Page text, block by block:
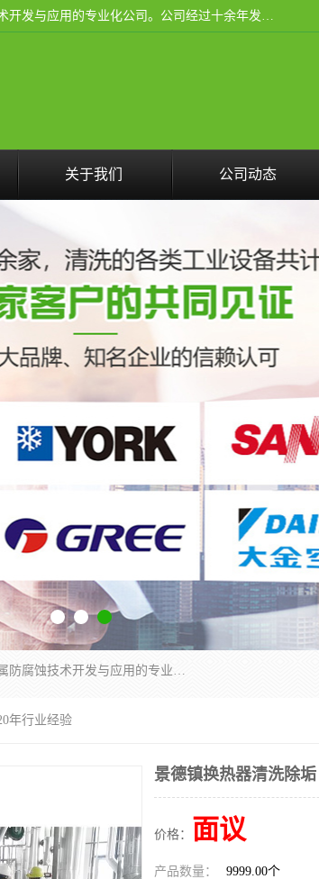
武汉洁利友环境技术有限公司是从事工业民用设备清洗、水处理、金属防腐蚀技术开发与应用的专业化公司。公司经过十余年发展积累了丰富的清洗经验，服务过的客户达到500余家，清洗的各类工业设备共计3000余台。
关于我们 公司动态
武汉洁利友环境技术有限公司是从事工业民用设备清洗、水处理、金属防腐蚀技术开发与应用的专业化公司。公司经过十余年发展积累了丰富的清洗经验，服务过的客户达到500余家，清洗的各类工业设备共计3000余台。
年行业经验
景德镇换热器清洗除
价格： 面议
产品数量： 9999.00个